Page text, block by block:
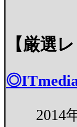
【厳選
2014年